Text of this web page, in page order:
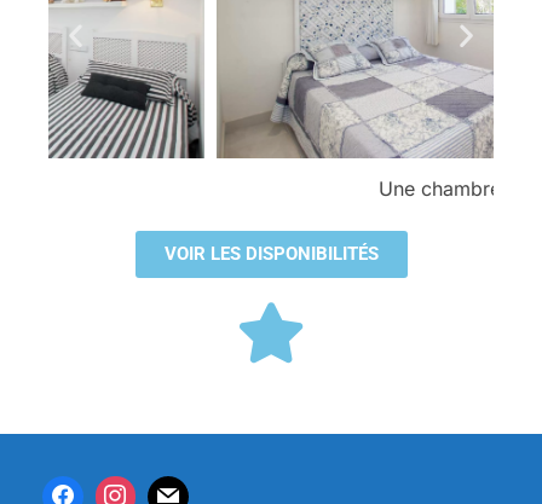
VOIR LES DISPONIBILITÉS